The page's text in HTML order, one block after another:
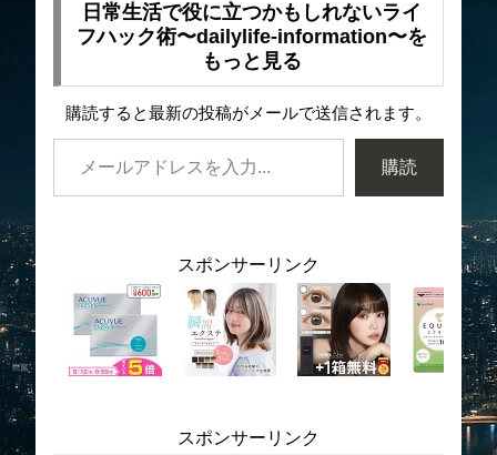
日常生活で役に立つかもしれないライ
フハック術〜dailylife-information〜を
もっと見る
購読すると最新の投稿がメールで送信されます。
購読
スポンサーリンク
スポンサーリンク